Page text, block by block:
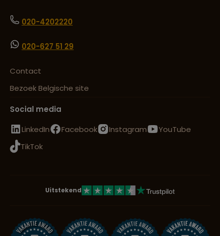
020-4202220
020-627 51 29
Contact
Bezoek Belgische site
Social media
LinkedIn
Facebook Instagram
YouTube
TikTok
Uitstekend